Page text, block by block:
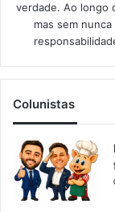
verdade. Ao longo
mas sem
Colunistas